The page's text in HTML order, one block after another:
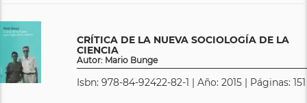
CRÍTICA DE LA NUEVA SOCIOLOGÍA DE LA
CIENCIA
Autor: Mario Bunge
Isbn: 978-84-92422-82-1 | Año: 2015 | Páginas: 151